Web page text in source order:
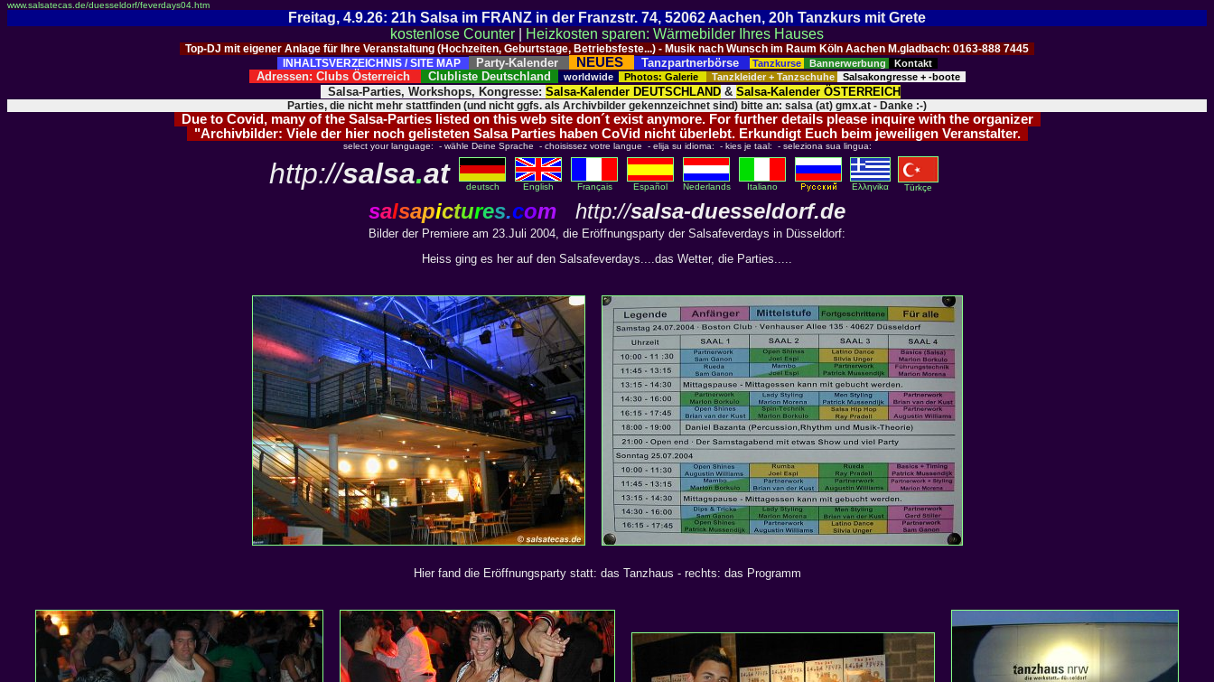
www.salsatecas.de/duesseldorf/feverdays04.htm
Freitag, 4.9.26: 21h Salsa im FRANZ in der Franzstr. 74, 52062 Aachen, 20h Tanzkurs mit Grete
kostenlose Counter
Heizkosten sparen: Wärmebilder Ihres Hauses
Top-DJ mit eigener Anlage für Ihre Veranstaltung (Hochzeiten, Geburtstage, Betriebsfeste...) - Musik nach Wunsch im Raum Köln Aachen M.gladbach: 0163-888 7445
INHALTSVERZEICHNIS / SITE MAP
Party-Kalender NEUES Tanzpartnerbörse Tanzkurse Bannerwerbung Kontakt
Adressen: Clubs Österreich Clubliste Deutschland worldwide Photos: Galerie Tanzkleider + Tanzschuhe Salsakongresse + -boote
Salsa-Parties, Workshops, Kongresse: Salsa-Kalender DEUTSCHLAND & Salsa-Kalender ÖSTERREICH
Parties, die nicht mehr stattfinden (und nicht ggfs. als Archivbilder gekennzeichnet sind) bitte an: salsa (at) gmx.at - Danke :-)
Due to Covid, many of the Salsa-Parties listed on this web site don´t exist anymore. For further details please inquire with the organizer
"Archivbilder: Viele der hier noch gelisteten Salsa Parties haben CoVid nicht überlebt. Erkundigt Euch beim jeweiligen Veranstalter.
select your language: - wähle Deine Sprache - choisissez votre langue - elija su idioma: - kies je taal: - seleziona sua lingua:
http://salsa.at deutsch English Français Español Nederlands Italiano Eλληvikα Türkçe
salsapictures.com http://salsa-duesseldorf.de
Bilder der Premiere am 23.Juli 2004, die Eröffnungsparty der Salsafeverdays in Düsseldorf:
Heiss ging es her auf den Salsafeverdays....das Wetter, die Parties.....
Hier fand die Eröffnungsparty statt: das Tanzhaus - rechts: das Programm